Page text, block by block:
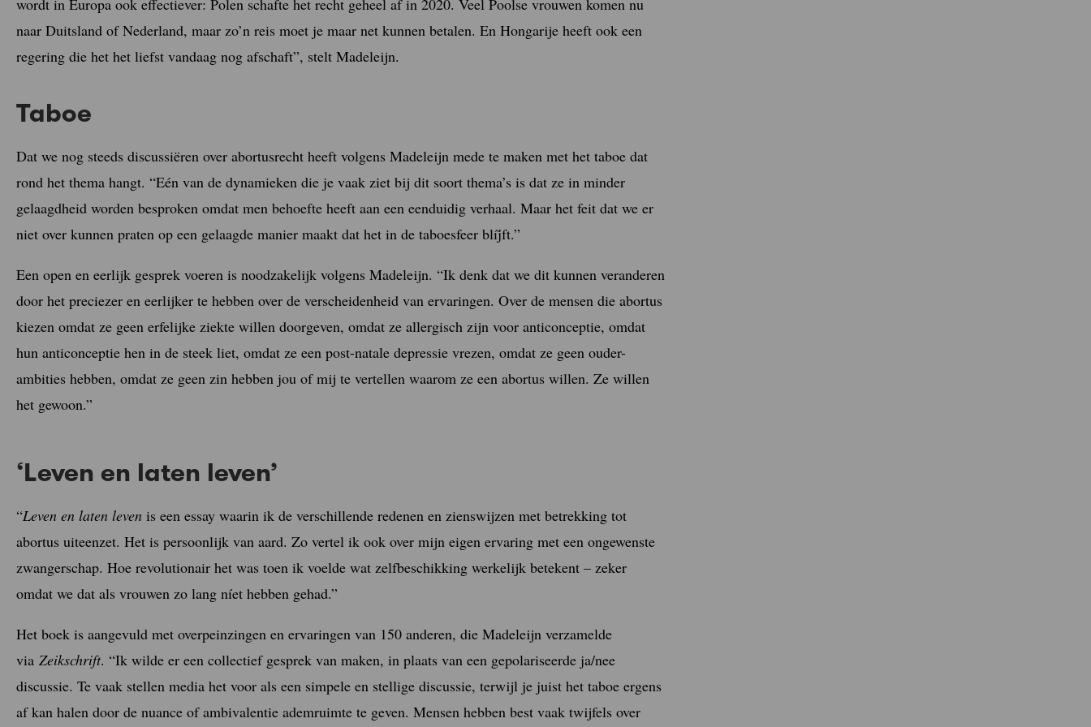
wordt in Europa ook effectiever: Polen schafte het recht geheel af in 2020. Veel Poolse vrouwen komen nu
naar Duitsland of Nederland, maar zo’n reis moet je maar net kunnen betalen. En Hongarije heeft ook een
regering die het het liefst vandaag nog afschaft”, stelt Madeleijn.
Taboe
Dat we nog steeds discussiëren over abortusrecht heeft volgens Madeleijn mede te maken met het taboe dat
rond het thema hangt. “Eén van de dynamieken die je vaak ziet bij dit soort thema’s is dat ze in minder
gelaagdheid worden besproken omdat men behoefte heeft aan een eenduidig verhaal. Maar het feit dat we er
niet over kunnen praten op een gelaagde manier maakt dat het in de taboesfeer blíj́ft.”
Een open en eerlijk gesprek voeren is noodzakelijk volgens Madeleijn. “Ik denk dat we dit kunnen veranderen
door het preciezer en eerlijker te hebben over de verscheidenheid van ervaringen. Over de mensen die abortus
kiezen omdat ze geen erfelijke ziekte willen doorgeven, omdat ze allergisch zijn voor anticonceptie, omdat
hun anticonceptie hen in de steek liet, omdat ze een post-natale depressie vrezen, omdat ze geen ouder-
ambities hebben, omdat ze geen zin hebben jou of mij te vertellen waarom ze een abortus willen. Ze willen
het gewoon.”
‘Leven en laten leven’
“Leven en laten leven is een essay waarin ik de verschillende redenen en zienswijzen met betrekking tot
abortus uiteenzet. Het is persoonlijk van aard. Zo vertel ik ook over mijn eigen ervaring met een ongewenste
zwangerschap. Hoe revolutionair het was toen ik voelde wat zelfbeschikking werkelijk betekent – zeker
omdat we dat als vrouwen zo lang níet hebben gehad.”
Het boek is aangevuld met overpeinzingen en ervaringen van 150 anderen, die Madeleijn verzamelde
via Zeikschrift. “Ik wilde er een collectief gesprek van maken, in plaats van een gepolariseerde ja/nee
discussie. Te vaak stellen media het voor als een simpele en stellige discussie, terwijl je juist het taboe ergens
af kan halen door de nuance of ambivalentie ademruimte te geven. Mensen hebben best vaak twijfels over